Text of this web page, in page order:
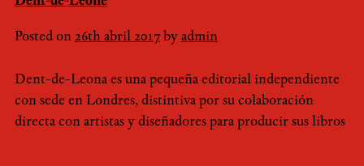
Posted on 26th abril 2017by admin
Dent-de-Leona es una pequeña editorial independiente
con sede en Londres, distintiva por su colaboración
directa con artistas y diseñadores para producir sus libros